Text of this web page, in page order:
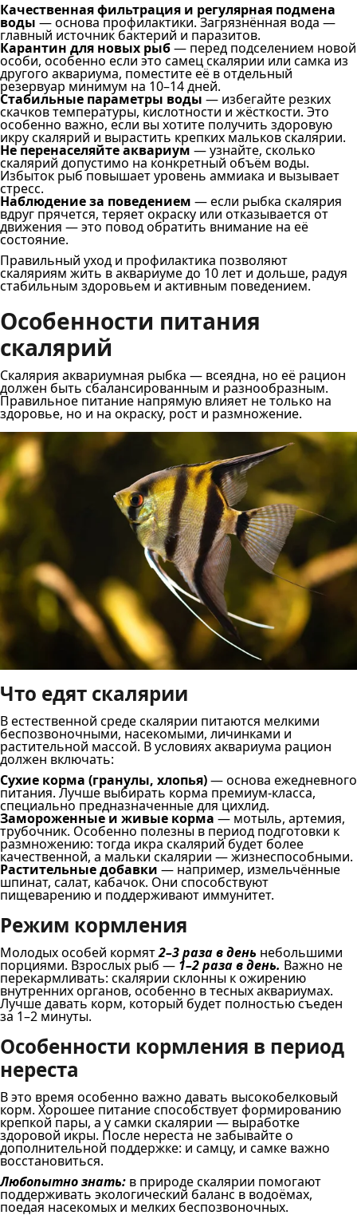
Качественная фильтрация и регулярная подмена
воды — основа профилактики. Загрязнённая вода —
главный источник бактерий и паразитов.
Карантин для новых рыб— перед подселением новой
особи, особенно если это самец скалярии или самка из
другого аквариума, поместите её в отдельный
резервуар минимум на 10–14 дней.
Стабильные параметры воды — избегайте резких
скачков температуры, кислотности и жёсткости. Это
особенно важно, если вы хотите получить здоровую
икру скалярий и вырастить крепких мальков скалярии.
Не перенаселяйте аквариум — узнайте, сколько
скалярий допустимо на конкретный объём воды.
Избыток рыб повышает уровень аммиака и вызывает
стресс.
Наблюдение за поведением — если рыбка скалярия
вдруг прячется, теряет окраску или отказывается от
движения — это повод обратить внимание на её
состояние.
Правильный уход и профилактика позволяют
скаляриям жить в аквариуме до 10 лет и дольше, радуя
стабильным здоровьем и активным поведением.
Особенности питания
скалярий
Скалярия аквариумная рыбка — всеядна, но её рацион
должен быть сбалансированным и разнообразным.
Правильное питание напрямую влияет не только на
здоровье, но и на окраску, рост и размножение.
Что едят скалярии
В естественной среде скалярии питаются мелкими
беспозвоночными, насекомыми, личинками и
растительной массой. В условиях аквариума рацион
должен включать:
Сухие корма (гранулы, хлопья)— основа ежедневного
питания. Лучше выбирать корма премиум-класса,
специально предназначенные для цихлид.
Замороженные и живые корма — мотыль, артемия,
трубочник. Особенно полезны в период подготовки к
размножению: тогда икра скалярий будет более
качественной, а мальки скалярии — жизнеспособными.
Растительные добавки — например, измельчённые
шпинат, салат, кабачок. Они способствуют
пищеварению и поддерживают иммунитет.
Режим кормления
Молодых особей кормят2–3 раза в день небольшими
порциями. Взрослых рыб — 1–2 раза в день. Важно не
перекармливать: скалярии склонны к ожирению
внутренних органов, особенно в тесных аквариумах.
Лучше давать корм, который будет полностью съеден
за 1–2 минуты.
Особенности кормления в период
нереста
В это время особенно важно давать высокобелковый
корм. Хорошее питание способствует формированию
крепкой пары, а у самки скалярии — выработке
здоровой икры. После нереста не забывайте о
дополнительной поддержке: и самцу, и самке важно
восстановиться.
Любопытно знать: в природе скалярии помогают
поддерживать экологический баланс в водоёмах,
поедая насекомых и мелких беспозвоночных.